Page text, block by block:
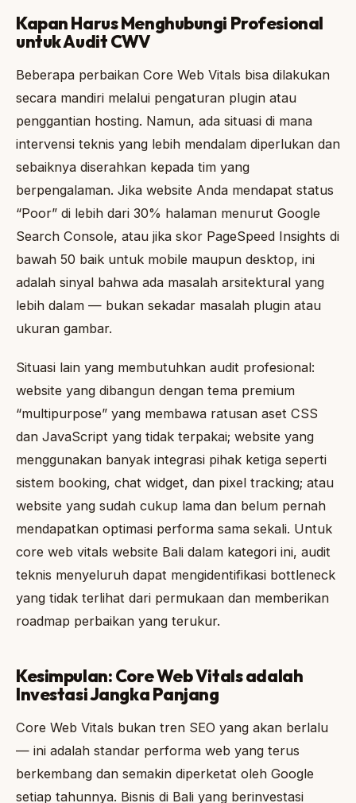
Kapan Harus Menghubungi Profesional
untuk Audit CWV
Beberapa perbaikan Core Web Vitals bisa dilakukan
secara mandiri melalui pengaturan plugin atau
penggantian hosting. Namun, ada situasi di mana
intervensi teknis yang lebih mendalam diperlukan dan
sebaiknya diserahkan kepada tim yang
berpengalaman. Jika website Anda mendapat status
“Poor” di lebih dari 30% halaman menurut Google
Search Console, atau jika skor PageSpeed Insights di
bawah 50 baik untuk mobile maupun desktop, ini
adalah sinyal bahwa ada masalah arsitektural yang
lebih dalam — bukan sekadar masalah plugin atau
ukuran gambar.
Situasi lain yang membutuhkan audit profesional:
website yang dibangun dengan tema premium
“multipurpose” yang membawa ratusan aset CSS
dan JavaScript yang tidak terpakai; website yang
menggunakan banyak integrasi pihak ketiga seperti
sistem booking, chat widget, dan pixel tracking; atau
website yang sudah cukup lama dan belum pernah
mendapatkan optimasi performa sama sekali. Untuk
core web vitals website Bali dalam kategori ini, audit
teknis menyeluruh dapat mengidentifikasi bottleneck
yang tidak terlihat dari permukaan dan memberikan
roadmap perbaikan yang terukur.
Kesimpulan: Core Web Vitals adalah
Investasi Jangka Panjang
Core Web Vitals bukan tren SEO yang akan berlalu
— ini adalah standar performa web yang terus
berkembang dan semakin diperketat oleh Google
setiap tahunnya. Bisnis di Bali yang berinvestasi